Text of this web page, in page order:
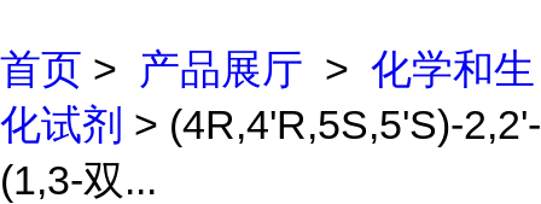
首页 > 产品展厅 > 化学和生
化试剂 > (4R,4'R,5S,5'S)-2,2'-
(1,3-双...